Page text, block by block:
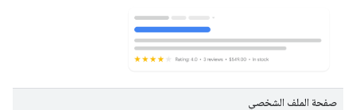
صفحة الملف الشخصي